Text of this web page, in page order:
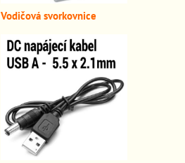
Vodičová svorkovnice